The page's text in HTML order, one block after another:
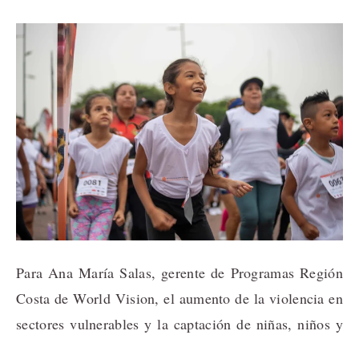
Para Ana María Salas, gerente de Programas Región
Costa de World Vision, el aumento de la violencia en
sectores vulnerables y la captación de niñas, niños y